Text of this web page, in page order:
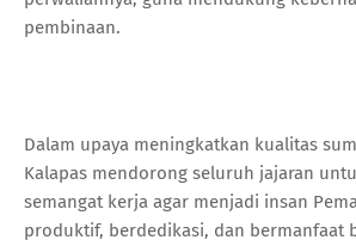
pembinaan.
Dalam upaya meningkatkan kualitas
Kalapas mendorong seluruh jajaran
semangat kerja agar menjadi insan
produktif, berdedikasi, dan bermanfaat